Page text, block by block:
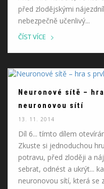
před zlodějskými
nebezpečně učenlivý...
ČÍST VÍCE
Neuronové sítě –
neuronovou sítí
13. 11. 2014
Díl 6... tímto dílem
Zkuste si jednoduchou
potravu, před zloději a
sebrat, odnést a ukrýt...
neuronovou sítí, která se